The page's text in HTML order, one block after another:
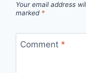
Your email address
marked *
Comment *